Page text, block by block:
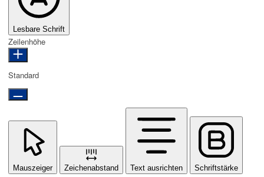
Lesbare Schrift
Zeilenhöhe
Standard
Mauszeiger Zeichenabstand Text ausrichten Schriftstärke